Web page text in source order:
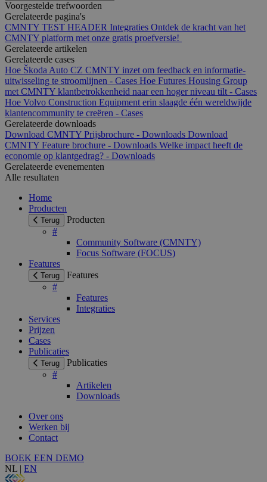
Voorgestelde trefwoorden
Gerelateerde pagina's
CMNTY TEST HEADER Integraties Ontdek de kracht van het
CMNTY platform met onze gratis proefversie!
Gerelateerde artikelen
Gerelateerde cases
Hoe Škoda Auto CZ CMNTY inzet om feedback en informatie-
uitwisseling te stroomlijnen - Cases Hoe Futures Housing Group
met CMNTY klantbetrokkenheid naar een hoger niveau tilt - Cases
Hoe Volvo Construction Equipment erin slaagde één wereldwijde
klantencommunity te creëren - Cases
Gerelateerde downloads
Download CMNTY Prijsbrochure - Downloads Download
CMNTY Feature brochure - Downloads Welke impact heeft de
economie op klantgedrag? - Downloads
Gerelateerde evenementen
Alle resultaten
Home
Producten
Terug
Producten
#
Community Software (CMNTY)
Focus Software (FOCUS)
Features
Terug
Features
#
Features
Integraties
Services
Prijzen
Cases
Publicaties
Terug
Publicaties
#
Artikelen
Downloads
Over ons
Werken bij
Contact
BOEK EEN DEMO
NL | EN